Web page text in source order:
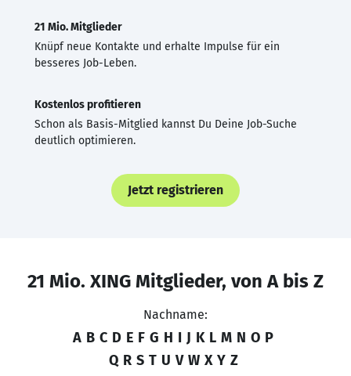
21 Mio. Mitglieder
Knüpf neue Kontakte und erhalte Impulse für ein
besseres Job-Leben.
Kostenlos profitieren
Schon als Basis-Mitglied kannst Du Deine Job-Suche
deutlich optimieren.
Jetzt registrieren
21 Mio. XING Mitglieder, von A bis Z
Nachname:
A B C D E F G H I J K L M N O P
Q R S T U V W X Y Z